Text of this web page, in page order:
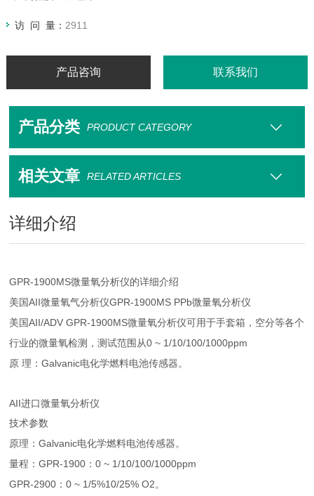
访 问 量： 2911
产品咨询 联系我们
产品分类 PRODUCT CATEGORY
相关文章 RELATED ARTICLES
详细介绍
GPR-1900MS微量氧分析仪的详细介绍
美国AII微量氧气分析仪GPR-1900MS PPb微量氧分析仪
美国AII/ADV GPR-1900MS微量氧分析仪可用于手套箱，空分等各个
行业的微量氧检测，测试范围从0 ~ 1/10/100/1000ppm
原 理：Galvanic电化学燃料电池传感器。
AII进口微量氧分析仪
技术参数
原理：Galvanic电化学燃料电池传感器。
量程：GPR-1900 ：0 ~ 1/10/100/1000ppm
GPR-2900 ：0 ~ 1/5%10/25% O2。